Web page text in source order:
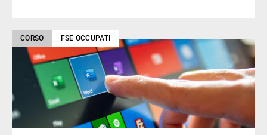
CORSO FSE OCCUPATI